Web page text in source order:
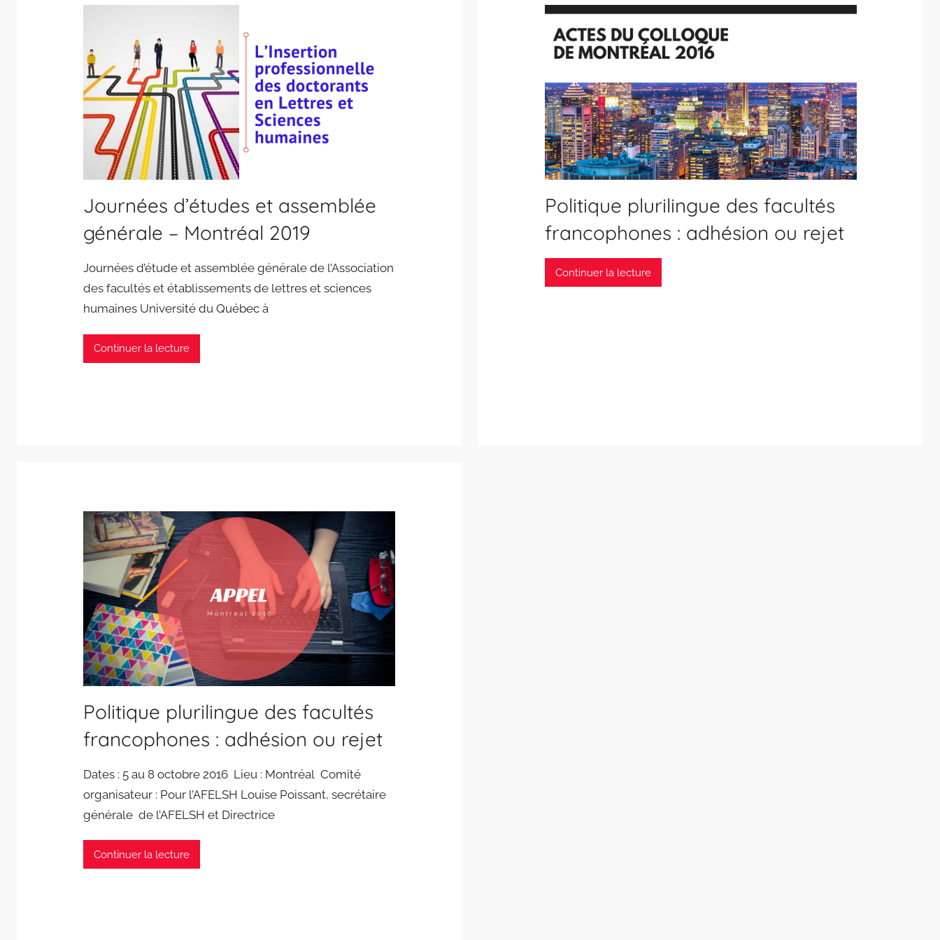
Journées d’études et assemblée
générale – Montréal 2019
Journées d’étude et assemblée générale de l’Association
des facultés et établissements de lettres et sciences
humaines Université du Québec à
Continuer la lecture
Politique plurilingue des facultés
francophones : adhésion ou rejet
Continuer la lecture
Politique plurilingue des facultés
francophones : adhésion ou rejet
Dates : 5 au 8 octobre 2016 Lieu : Montréal Comité
organisateur : Pour l’AFELSH Louise Poissant, secrétaire
générale de l’AFELSH et Directrice
Continuer la lecture